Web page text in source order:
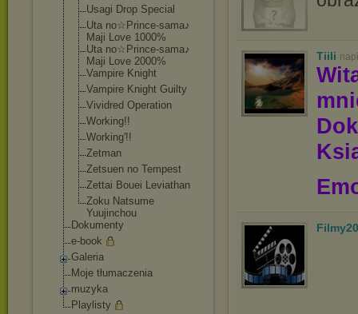
Usagi Drop Special
Uta no☆Prince-sama♪
Maji Love 1000%
Uta no☆Prince-sama♪
Maji Love 2000%
Vampire Knight
Vampire Knight Guilty
Vividred Operation
Working!!
Working'!!
Zetman
Zetsuen no Tempest
Zettai Bouei Leviathan
Zoku Natsume
Yuujinchou
Dokumenty
e-book
Galeria
Moje tłumaczenia
muzyka
Playlisty
Tiili